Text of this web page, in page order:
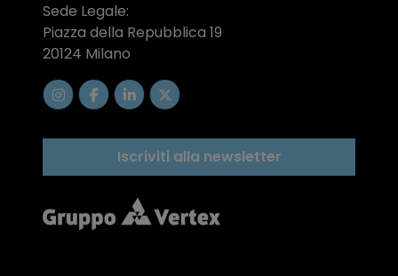
Sede Legale:
Piazza della Repubblica 19
20124 Milano
Iscriviti alla newsletter